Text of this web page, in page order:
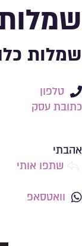
שמלות
טלפון
כתובת עסק
שמירה ברשימת
אהבתי
שתפו אותי
וואטסאפ